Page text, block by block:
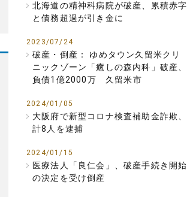
北海道の精神科病院が破産、累積赤字
と債務超過が引き金に
2023/07/24
破産・倒産： ゆめタウン久留米クリ
ニックゾーン「癒しの森内科」破産、
負債1億2000万 久留米市
2024/01/05
大阪府で新型コロナ検査補助金詐欺、
計8人を逮捕
2024/01/15
医療法人「良仁会」、破産手続き開始
の決定を受け倒産